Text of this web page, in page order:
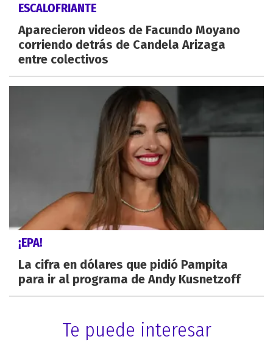
ESCALOFRIANTE
Aparecieron videos de Facundo Moyano
corriendo detrás de Candela Arizaga
entre colectivos
¡EPA!
La cifra en dólares que pidió Pampita
para ir al programa de Andy Kusnetzoff
Te puede interesar